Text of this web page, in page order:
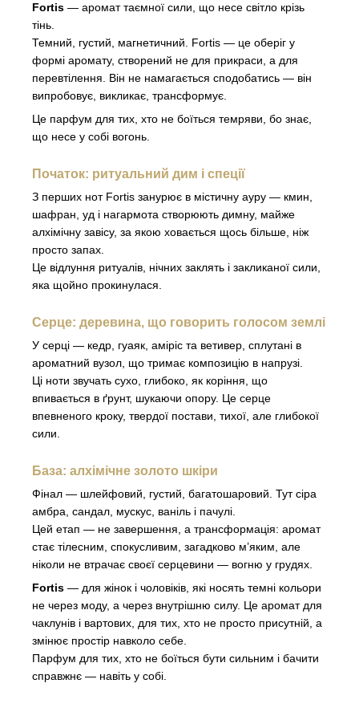
Fortis — аромат таємної сили, що несе світло крізь
тінь.
Темний, густий, магнетичний. Fortis — це оберіг у
формі аромату, створений не для прикраси, а для
перевтілення. Він не намагається сподобатись — він
випробовує, викликає, трансформує.
Це парфум для тих, хто не боїться темряви, бо знає,
що несе у собі вогонь.
Початок: ритуальний дим і спеції
З перших нот Fortis занурює в містичну ауру — кмин,
шафран, уд і нагармота створюють димну, майже
алхімічну завісу, за якою ховається щось більше, ніж
просто запах.
Це відлуння ритуалів, нічних заклять і закликаної сили,
яка щойно прокинулася.
Серце: деревина, що говорить голосом землі
У серці — кедр, гуаяк, аміріс та ветивер, сплутані в
ароматний вузол, що тримає композицію в напрузі.
Ці ноти звучать сухо, глибоко, як коріння, що
впивається в ґрунт, шукаючи опору. Це серце
впевненого кроку, твердої постави, тихої, але глибокої
сили.
База: алхімічне золото шкіри
Фінал — шлейфовий, густий, багатошаровий. Тут сіра
амбра, сандал, мускус, ваніль і пачулі.
Цей етап — не завершення, а трансформація: аромат
стає тілесним, спокусливим, загадково м’яким, але
ніколи не втрачає своєї серцевини — вогню у грудях.
Fortis — для жінок і чоловіків, які носять темні кольори
не через моду, а через внутрішню силу. Це аромат для
чаклунів і вартових, для тих, хто не просто присутній, а
змінює простір навколо себе.
Парфум для тих, хто не боїться бути сильним і бачити
справжнє — навіть у собі.